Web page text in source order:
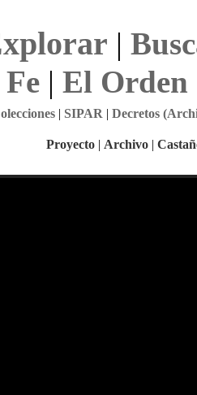
|
| El Orden
| SIPAR | Decretos
Proyecto | Archivo |